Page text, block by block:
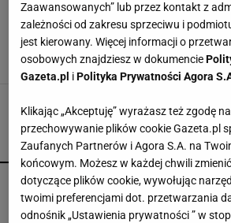
Szapołowska zdradza
zagranicznych wojaży z
ostrygi"
Bartosz Pańczyk,11 LUTEGO
POPULARNE
Gawryluk reaguje na
Nawrockiego. Co na to
Zaawansowanych” lub przez kontakt z
zależności od zakresu sprzeciwu i
jest kierowany. Więcej informacji o
osobowych znajdziesz w dokumencie
Gazeta.pl i Polityka Prywatności Agora
Klikając „Akceptuję” wyrażasz też zgodę
przechowywanie plików cookie Gazeta.pl
Zaufanych Partnerów i Agora S.A. na
końcowym. Możesz w każdej chwili
dotyczące plików cookie, wywołując
twoimi preferencjami dot. przetwarzania
odnośnik „Ustawienia prywatności ” w